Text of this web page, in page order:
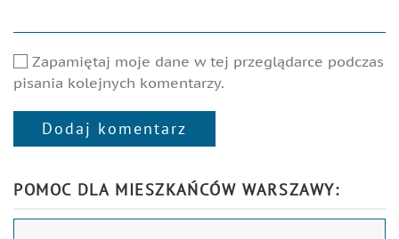
Zapamiętaj moje dane w tej przeglądarce podczas
pisania kolejnych komentarzy.
Dodaj komentarz
POMOC DLA MIESZKAŃCÓW WARSZAWY: